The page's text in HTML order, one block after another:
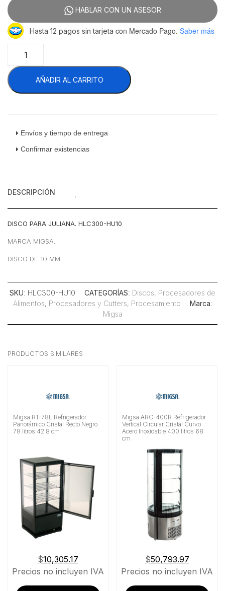
HABLAR CON UN ASESOR
Hasta 12 pagos sin tarjeta con Mercado Pago. Saber más
HLC300-
HU10
Procesador
De
Disco
Juliana
AÑADIR AL CARRITO
Envíos y tiempo de entrega
Confirmar existencias
DESCRIPCIÓN
DISCO PARA JULIANA. HLC300-HU10
MARCA MIGSA.
DISCO DE 10 MM.
SKU: HLC300-HU10 CATEGORÍAS: Discos, Procesadores de
Alimentos, Procesadores y Cutters, Procesamiento Marca:
Migsa
PRODUCTOS SIMILARES
Migsa RT-78L Refrigerador
Panorámico Cristal Recto Negro
78 litros 42.8 cm
$10,305.17
Precios no incluyen IVA
Migsa ARC-400R Refrigerador
Vertical Circular Cristal Curvo
Acero Inoxidable 400 litros 68
cm
$50,793.97
Precios no incluyen IVA